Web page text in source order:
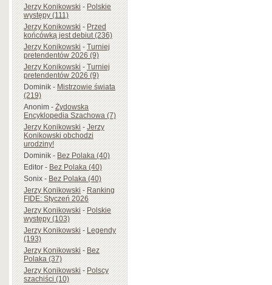
Jerzy Konikowski-Polskie
występy (111)
Jerzy Konikowski-Przed
końcówką jest debiut (236)
Jerzy Konikowski-Turniej
pretendentów 2026 (9)
Jerzy Konikowski-Turniej
pretendentów 2026 (9)
Dominik-Mistrzowie świata
(219)
Anonim-Żydowska
Encyklopedia Szachowa (7)
Jerzy Konikowski-Jerzy
Konikowski obchodzi
urodziny!
Dominik-Bez Polaka (40)
Editor-Bez Polaka (40)
Sonix-Bez Polaka (40)
Jerzy Konikowski-Ranking
FIDE: Styczeń 2026
Jerzy Konikowski-Polskie
występy (103)
Jerzy Konikowski-Legendy
(193)
Jerzy Konikowski-Bez
Polaka (37)
Jerzy Konikowski-Polscy
szachiści (10)